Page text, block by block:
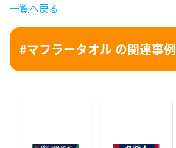
一覧へ戻る
#マフラータオル の関連事例